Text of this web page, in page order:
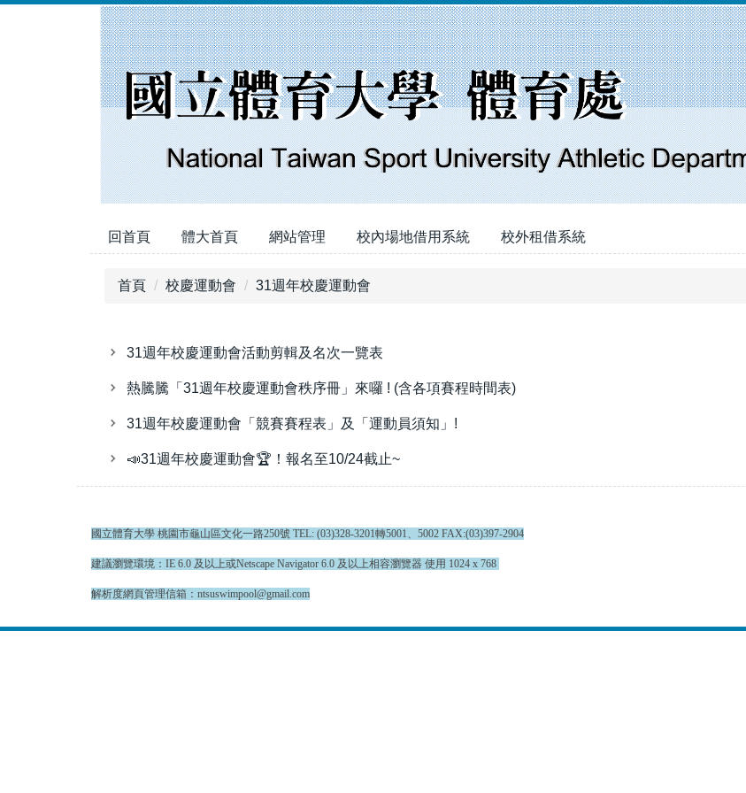
回首頁 體大首頁 網站管理 校內場地借用系統 校外租借系統
首頁 校慶運動會 31週年校慶運動會
31週年校慶運動會活動剪輯及名次一覽表
熱騰騰「31週年校慶運動會秩序冊」來囉 ! (含各項賽程時間表)
31週年校慶運動會「競賽賽程表」及「運動員須知」!
📣31週年校慶運動會🏆！報名至10/24截止~
國立體育大學 桃園市龜山區文化一路250號 TEL: (03)328-3201轉5001、5002 FAX:(03)397-2904
建議瀏覽環境：IE 6.0 及以上或Netscape Navigator 6.0 及以上相容瀏覽器 使用 1024 x 768
解析度網頁管理信箱：ntsuswimpool@gmail.com